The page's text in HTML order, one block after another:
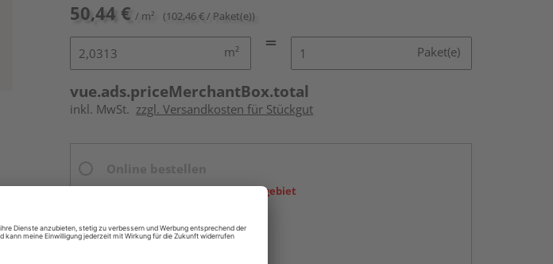
50,44 € / m² (102,46 € / Paket(e))
m² Paket(e)
vue.ads.priceMerchantBox.total
inkl. MwSt. zzgl. Versandkosten für Stückgut
Online bestellen
Ihr Standort ist nicht im Liefergebiet
Beim Händler abholen